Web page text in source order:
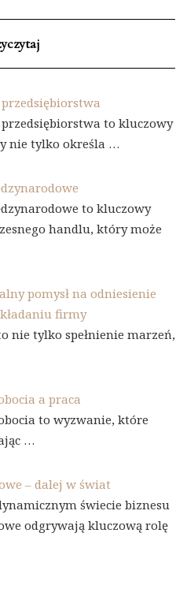
to kluczowy
nie tylko określa …
to kluczowy
handlu, który może
pomysł na odniesienie
firmy
nie tylko spełnienie marzeń,
a praca
to wyzwanie, które
…
– dalej w świat
świecie biznesu
odgrywają kluczową rolę